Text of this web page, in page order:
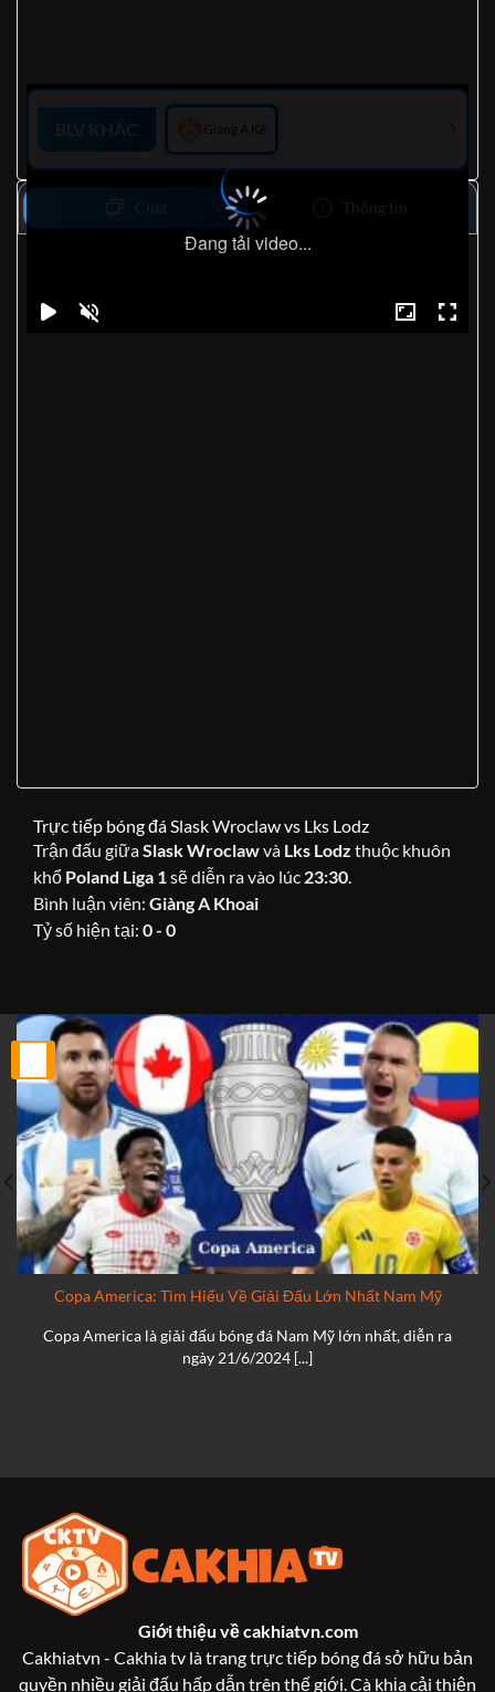
Đang tải video...
BLV KHÁC Giàng A Kê
Chat Thông tin
Trực tiếp bóng đá Slask Wroclaw vs Lks Lodz
Trận đấu giữaSlask Wroclawvà Lks Lodz thuộc khuôn
khổ Poland Liga 1sẽ diễn ra vào lúc 23:30.
Bình luận viên: Giàng A Khoai
Tỷ số hiện tại: 0 - 0
Copa America: Tìm Hiểu Về Giải Đấu Lớn Nhất Nam Mỹ
Copa America là giải đấu bóng đá Nam Mỹ lớn nhất, diễn ra
ngày 21/6/2024 [...]
Giới thiệu vềcakhiatvn.com
Cakhiatvn - Cakhia tv là trang trực tiếp bóng đá sở hữu bản
quyền nhiều giải đấu hấp dẫn trên thế giới. Cà khịa cải thiện